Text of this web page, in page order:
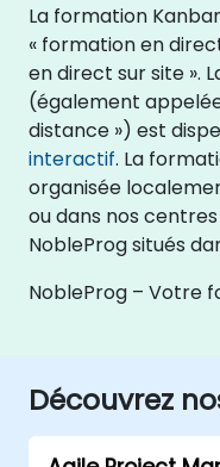
La formation
« formation en
en direct sur site ».
(également
distance ») est
interactif. La
organisée
ou dans nos
NobleProg situés
NobleProg – Votre
Découvrez